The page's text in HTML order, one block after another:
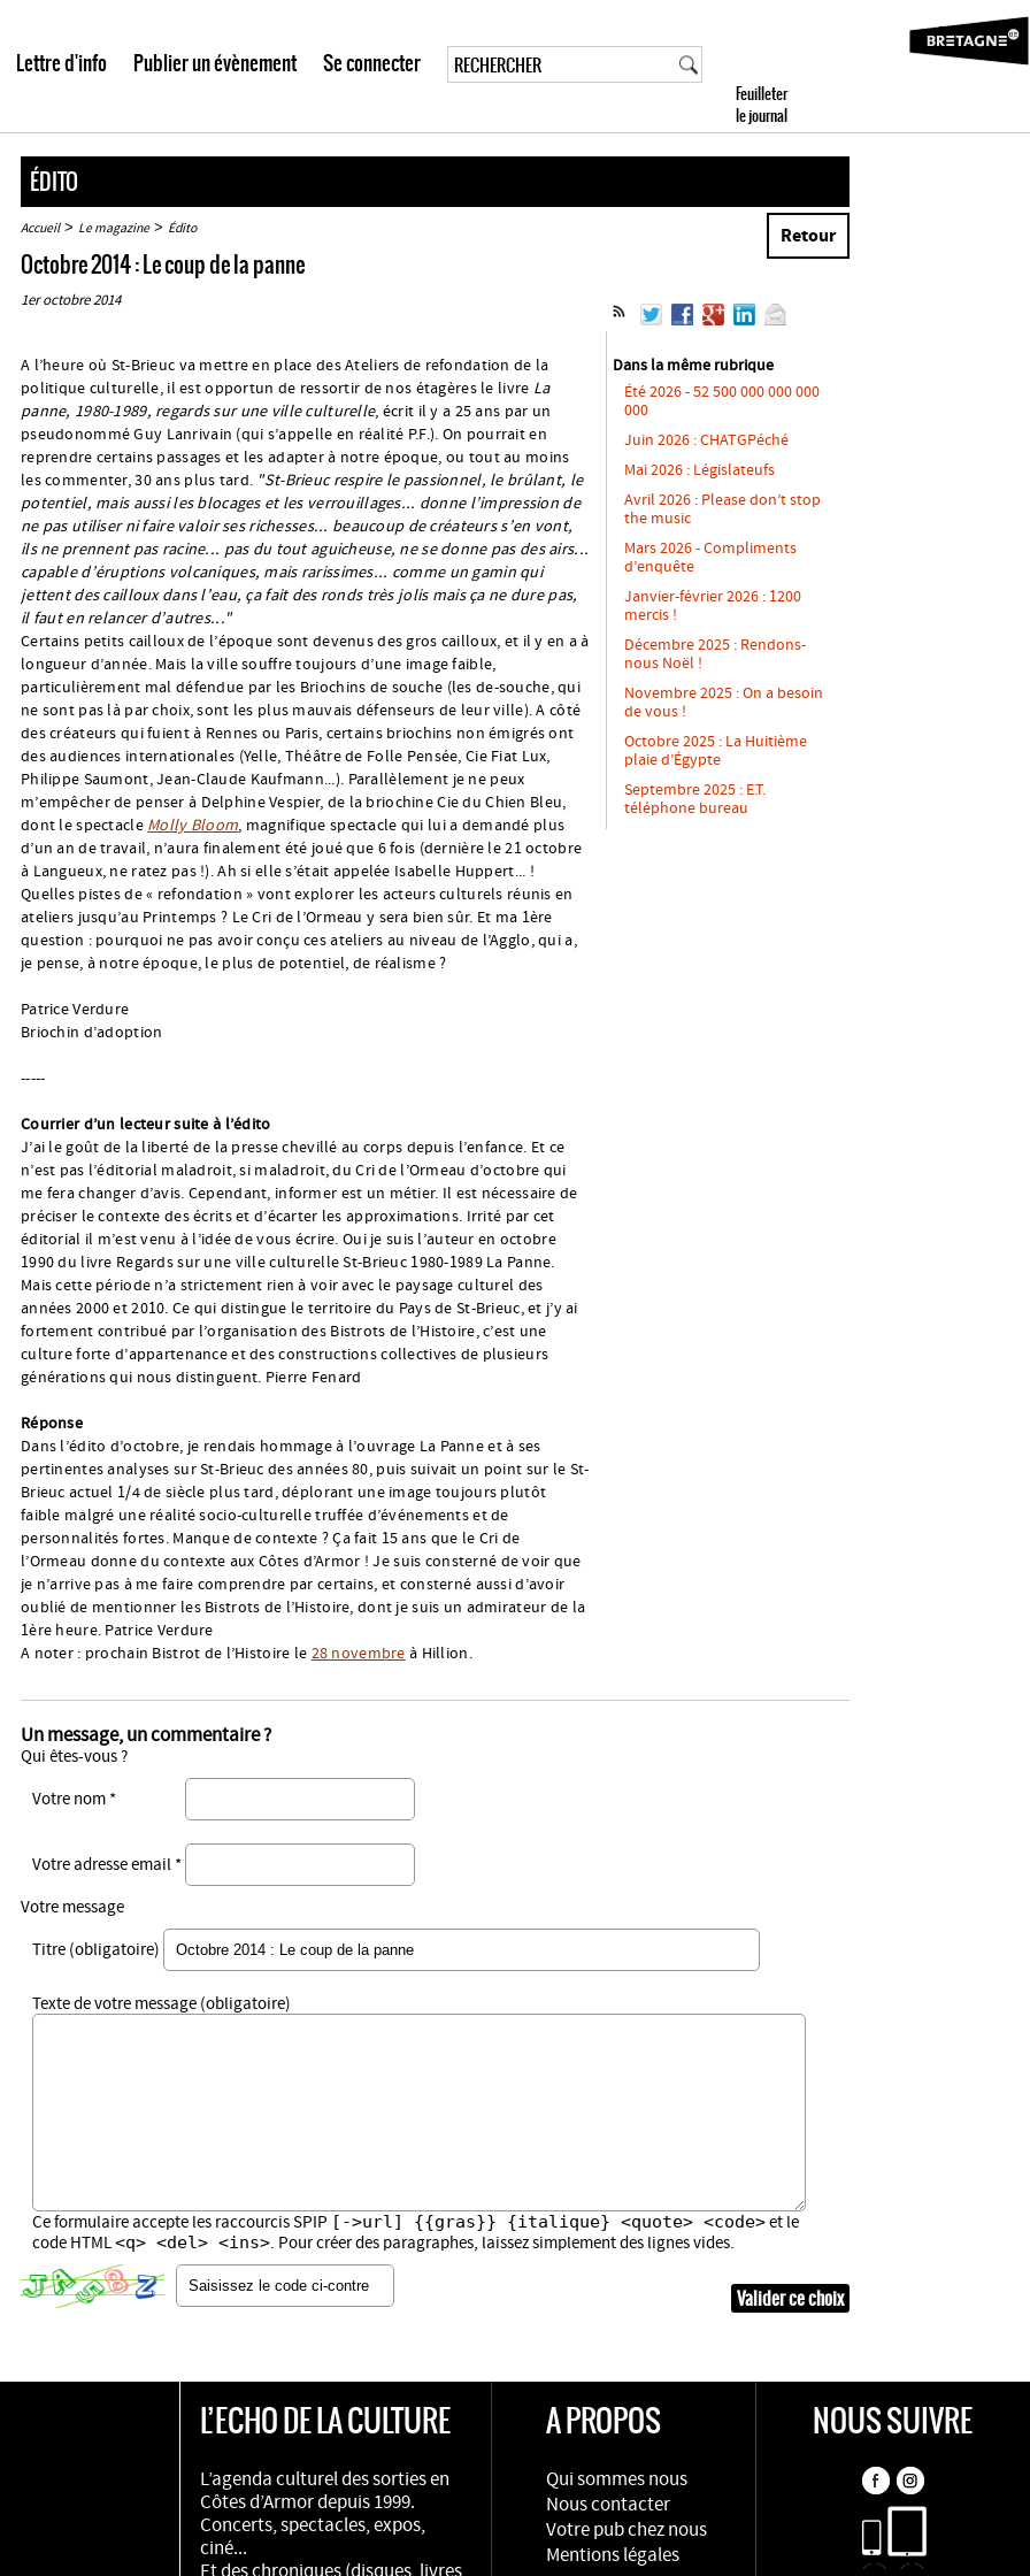
Lettre d'info Publier un évènement Se connecter
ÉDITO
Accueil> Le magazine> Édito Retour
Octobre 2014 : Le coup de la panne
1er octobre 2014
A l’heure où St-Brieuc va mettre en place des Ateliers de refondation de la
politique culturelle, il est opportun de ressortir de nos étagères le livre La
panne, 1980-1989, regards sur une ville culturelle, écrit il y a 25 ans par un
pseudonommé Guy Lanrivain (qui s’appelle en réalité P.F.). On pourrait en
reprendre certains passages et les adapter à notre époque, ou tout au moins
les commenter, 30 ans plus tard. "St-Brieuc respire le passionnel, le brûlant, le
potentiel, mais aussi les blocages et les verrouillages... donne l’impression de
ne pas utiliser ni faire valoir ses richesses... beaucoup de créateurs s’en vont,
ils ne prennent pas racine... pas du tout aguicheuse, ne se donne pas des airs...
capable d’éruptions volcaniques, mais rarissimes... comme un gamin qui
jettent des cailloux dans l’eau, ça fait des ronds très jolis mais ça ne dure pas,
il faut en relancer d’autres..."
Certains petits cailloux de l’époque sont devenus des gros cailloux, et il y en a à
longueur d’année. Mais la ville souffre toujours d’une image faible,
particulièrement mal défendue par les Briochins de souche (les de-souche, qui
ne sont pas là par choix, sont les plus mauvais défenseurs de leur ville). A côté
des créateurs qui fuient à Rennes ou Paris, certains briochins non émigrés ont
des audiences internationales (Yelle, Théâtre de Folle Pensée, Cie Fiat Lux,
Philippe Saumont, Jean-Claude Kaufmann...). Parallèlement je ne peux
m’empêcher de penser à Delphine Vespier, de la briochine Cie du Chien Bleu,
dont le spectacle Molly Bloom, magnifique spectacle qui lui a demandé plus
d’un an de travail, n’aura finalement été joué que 6 fois (dernière le 21 octobre
à Langueux, ne ratez pas !). Ah si elle s’était appelée Isabelle Huppert... !
Quelles pistes de « refondation » vont explorer les acteurs culturels réunis en
ateliers jusqu’au Printemps ? Le Cri de l’Ormeau y sera bien sûr. Et ma 1ère
question : pourquoi ne pas avoir conçu ces ateliers au niveau de l’Agglo, qui a,
je pense, à notre époque, le plus de potentiel, de réalisme ?
Patrice Verdure
Briochin d’adoption
-----
Courrier d’un lecteur suite à l’édito
J’ai le goût de la liberté de la presse chevillé au corps depuis l’enfance. Et ce
n’est pas l’éditorial maladroit, si maladroit, du Cri de l’Ormeau d’octobre qui
me fera changer d’avis. Cependant, informer est un métier. Il est nécessaire de
préciser le contexte des écrits et d’écarter les approximations. Irrité par cet
éditorial il m’est venu à l’idée de vous écrire. Oui je suis l’auteur en octobre
1990 du livre Regards sur une ville culturelle St-Brieuc 1980-1989 La Panne.
Mais cette période n’a strictement rien à voir avec le paysage culturel des
années 2000 et 2010. Ce qui distingue le territoire du Pays de St-Brieuc, et j’y ai
fortement contribué par l’organisation des Bistrots de l’Histoire, c’est une
culture forte d’appartenance et des constructions collectives de plusieurs
générations qui nous distinguent. Pierre Fenard
Réponse
Dans l’édito d’octobre, je rendais hommage à l’ouvrage La Panne et à ses
pertinentes analyses sur St-Brieuc des années 80, puis suivait un point sur le St-
Brieuc actuel 1/4 de siècle plus tard, déplorant une image toujours plutôt
faible malgré une réalité socio-culturelle truffée d’événements et de
personnalités fortes. Manque de contexte ? Ça fait 15 ans que le Cri de
l’Ormeau donne du contexte aux Côtes d’Armor ! Je suis consterné de voir que
je n’arrive pas à me faire comprendre par certains, et consterné aussi d’avoir
oublié de mentionner les Bistrots de l’Histoire, dont je suis un admirateur de la
1ère heure. Patrice Verdure
A noter : prochain Bistrot de l’Histoire le 28 novembre à Hillion.
Dans la même rubrique
Été 2026 - 52 500 000 000 000
000
Juin 2026 : CHATGPéché
Mai 2026 : Législateufs
Avril 2026 : Please don’t stop
the music
Mars 2026 - Compliments
d’enquête
Janvier-février 2026 : 1200
mercis !
Décembre 2025 : Rendons-
nous Noël !
Novembre 2025 : On a besoin
de vous !
Octobre 2025 : La Huitième
plaie d’Égypte
Septembre 2025 : E.T.
téléphone bureau
Un message, un commentaire ?
Qui êtes-vous ?
Votre nom *
Votre adresse email *
Votre message
Titre (obligatoire)
Texte de votre message (obligatoire)
Ce formulaire accepte les raccourcis SPIP [->url] {{gras}} {italique} <quote> <code>et le
code HTML<q> <del> <ins>. Pour créer des paragraphes, laissez simplement des lignes vides.
L’ECHO DE LA CULTURE
L’agenda culturel des sorties en
Côtes d’Armor depuis 1999.
Concerts, spectacles, expos,
ciné...
Et des chroniques (disques, livres,
A PROPOS
Qui sommes nous
Nous contacter
Votre pub chez nous
Mentions légales
NOUS SUIVRE